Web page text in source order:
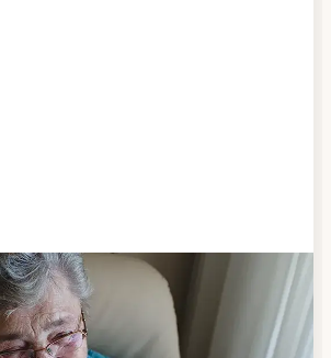
lassen